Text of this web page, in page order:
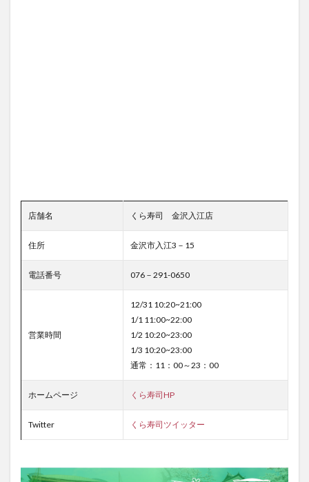
店舗名 くら寿司 金沢入江店
住所 金沢市入江3－15
電話番号 076－291-0650
営業時間
12/31 10:20~21:00
1/1 11:00~22:00
1/2 10:20~23:00
1/3 10:20~23:00
通常：11：00～23：00
ホームページ くら寿司HP
Twitter くら寿司ツイッター